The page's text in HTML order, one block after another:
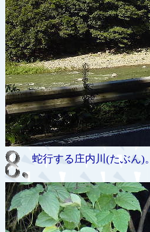
蛇行する庄内川(たぶん)。